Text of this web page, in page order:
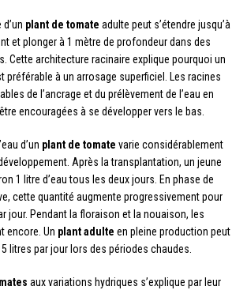
plant de tomate adulte peut s’étendre jusqu’à
et plonger à 1 mètre de profondeur dans des
Cette architecture racinaire explique pourquoi un
préférable à un arrosage superficiel. Les racines
de l’ancrage et du prélèvement de l’eau en
encouragées à se développer vers le bas.
d’un plant de tomate varie considérablement
Après la transplantation, un jeune
1 litre d’eau tous les deux jours. En phase de
cette quantité augmente progressivement pour
jour. Pendant la floraison et la nouaison, les
encore. Un plant adulte en pleine production peut
litres par jour lors des périodes chaudes.
aux variations hydriques s’explique par leur